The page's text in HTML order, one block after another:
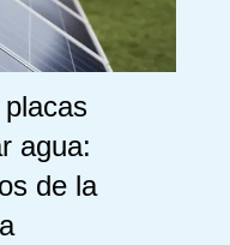
agua:
de la